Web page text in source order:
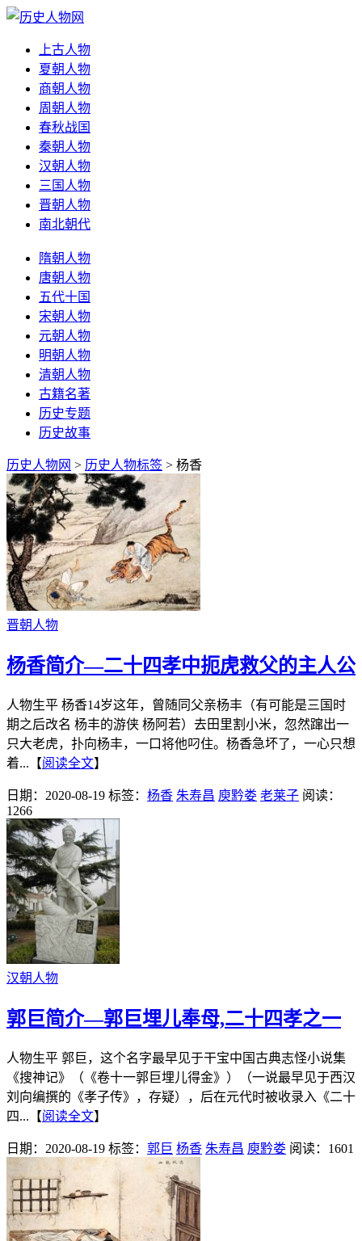
上古人物
夏朝人物
商朝人物
周朝人物
春秋战国
秦朝人物
汉朝人物
三国人物
晋朝人物
南北朝代
隋朝人物
唐朝人物
五代十国
宋朝人物
元朝人物
明朝人物
清朝人物
古籍名著
历史专题
历史故事
历史人物网 > 历史人物标签 > 杨香
晋朝人物
杨香简介—二十四孝中扼虎救父的主人公
人物生平 杨香14岁这年，曾随同父亲杨丰（有可能是三国时
期之后改名 杨丰的游侠 杨阿若）去田里割小米，忽然蹿出一
只大老虎，扑向杨丰，一口将他叼住。杨香急坏了，一心只想
着...【阅读全文】
日期：2020-08-19 标签： 杨香 朱寿昌 庾黔娄 老莱子 阅读：
1266
汉朝人物
郭巨简介—郭巨埋儿奉母,二十四孝之一
人物生平 郭巨，这个名字最早见于干宝中国古典志怪小说集
《搜神记》（《卷十一郭巨埋儿得金》）（一说最早见于西汉
刘向编撰的《孝子传》，存疑），后在元代时被收录入《二十
四...【阅读全文】
日期：2020-08-19 标签： 郭巨 杨香 朱寿昌 庾黔娄 阅读：1601